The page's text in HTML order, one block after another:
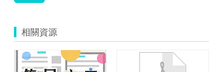
相關資源